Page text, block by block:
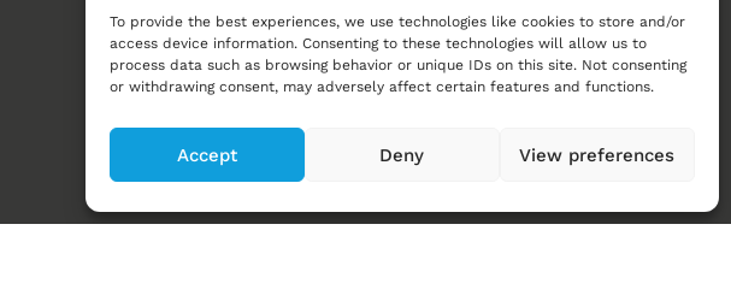
To provide the best experiences, we use technologies like cookies to store and/or
access device information. Consenting to these technologies will allow us to
process data such as browsing behavior or unique IDs on this site. Not consenting
or withdrawing consent, may adversely affect certain features and functions.
Accept Deny View preferences
Riduzione dei gas serra
Visioni di un sistema energetico svizzero a zero
emissioni